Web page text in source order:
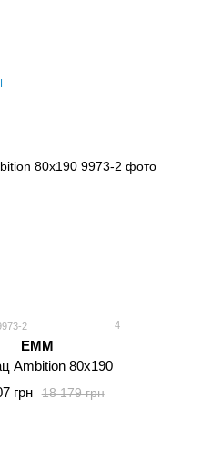
2 4
EMM
Ambition 80x190
18 179 грн
грн